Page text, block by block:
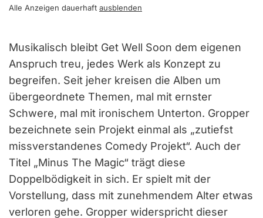
Alle Anzeigen dauerhaft ausblenden
Musikalisch bleibt Get Well Soon dem eigenen
Anspruch treu, jedes Werk als Konzept zu
begreifen. Seit jeher kreisen die Alben um
übergeordnete Themen, mal mit ernster
Schwere, mal mit ironischem Unterton. Gropper
bezeichnete sein Projekt einmal als „zutiefst
missverstandenes Comedy Projekt“. Auch der
Titel „Minus The Magic“ trägt diese
Doppelbödigkeit in sich. Er spielt mit der
Vorstellung, dass mit zunehmendem Alter etwas
verloren gehe. Gropper widerspricht dieser